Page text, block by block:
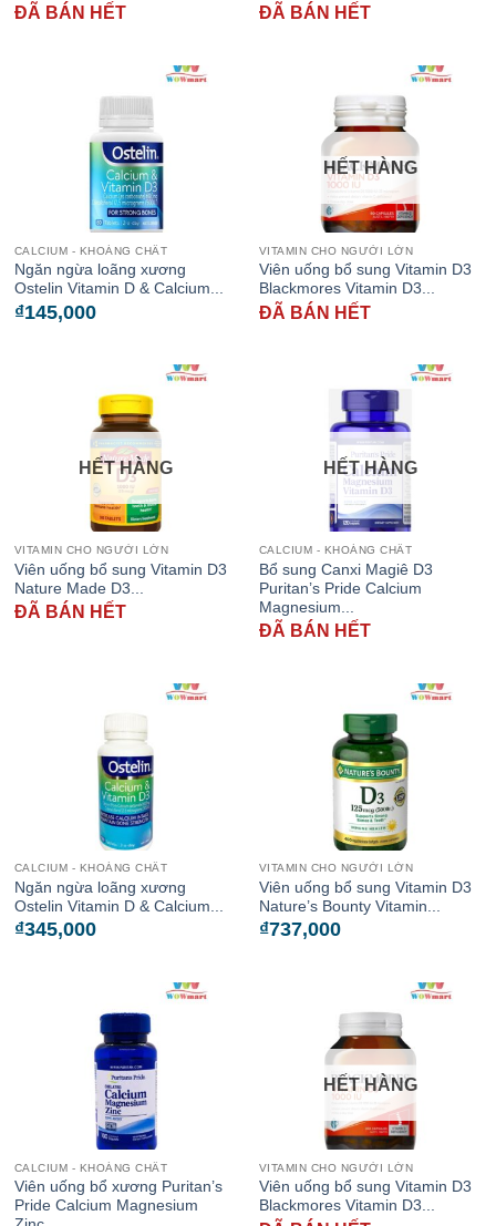
ĐÃ BÁN HẾT ĐÃ BÁN HẾT
CALCIUM - KHOÁNG CHẤT
Ngăn ngừa loãng xương
Ostelin Vitamin D & Calcium...
₫145,000
HẾT HÀNG
VITAMIN CHO NGƯỜI LỚN
Viên uống bổ sung Vitamin D3
Blackmores Vitamin D3...
ĐÃ BÁN HẾT
HẾT HÀNG
VITAMIN CHO NGƯỜI LỚN
Viên uống bổ sung Vitamin D3
Nature Made D3...
ĐÃ BÁN HẾT
HẾT HÀNG
CALCIUM - KHOÁNG CHẤT
Bổ sung Canxi Magiê D3
Puritan’s Pride Calcium
Magnesium...
ĐÃ BÁN HẾT
CALCIUM - KHOÁNG CHẤT
Ngăn ngừa loãng xương
Ostelin Vitamin D & Calcium...
₫345,000
VITAMIN CHO NGƯỜI LỚN
Viên uống bổ sung Vitamin D3
Nature’s Bounty Vitamin...
₫737,000
CALCIUM - KHOÁNG CHẤT
Viên uống bổ xương Puritan’s
Pride Calcium Magnesium
HẾT HÀNG
VITAMIN CHO NGƯỜI LỚN
Viên uống bổ sung Vitamin D3
Blackmores Vitamin D3...